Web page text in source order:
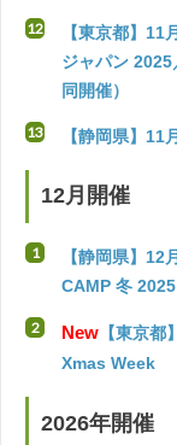
【東京都】
ジャパン
同開催）
【静岡県】
12月開催
【静岡県】
CAMP 冬 2025
New 【東京
Xmas Week
2026年開催